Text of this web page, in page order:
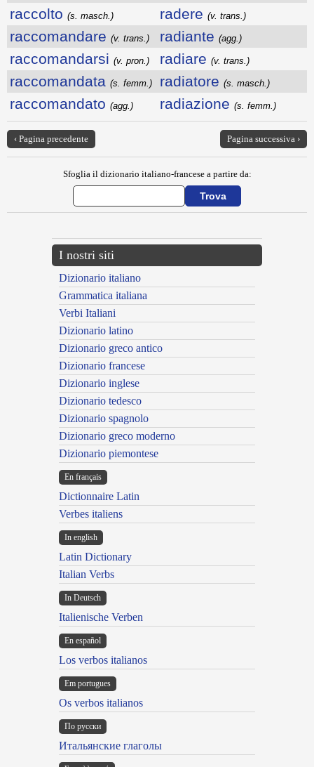
raccolto (s. masch.) radere (v. trans.)
raccomandare (v. trans.) radiante (agg.)
raccomandarsi (v. pron.) radiare (v. trans.)
raccomandata (s. femm.) radiatore (s. masch.)
raccomandato (agg.) radiazione (s. femm.)
‹ Pagina precedente Pagina successiva ›
Sfoglia il dizionario italiano-francese a partire da:
I nostri siti
Dizionario italiano
Grammatica italiana
Verbi Italiani
Dizionario latino
Dizionario greco antico
Dizionario francese
Dizionario inglese
Dizionario tedesco
Dizionario spagnolo
Dizionario greco moderno
Dizionario piemontese
En français
Dictionnaire Latin
Verbes italiens
In english
Latin Dictionary
Italian Verbs
In Deutsch
Italienische Verben
En español
Los verbos italianos
Em portugues
Os verbos italianos
По русски
Итальянские глаголы